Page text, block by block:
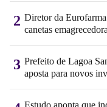
2 Diretor da
canetas
3 Prefeito de Lagoa
aposta para novos
Estudo aponta que